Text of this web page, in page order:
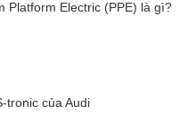
Platform Electric (PPE) là gì?
tronic của Audi